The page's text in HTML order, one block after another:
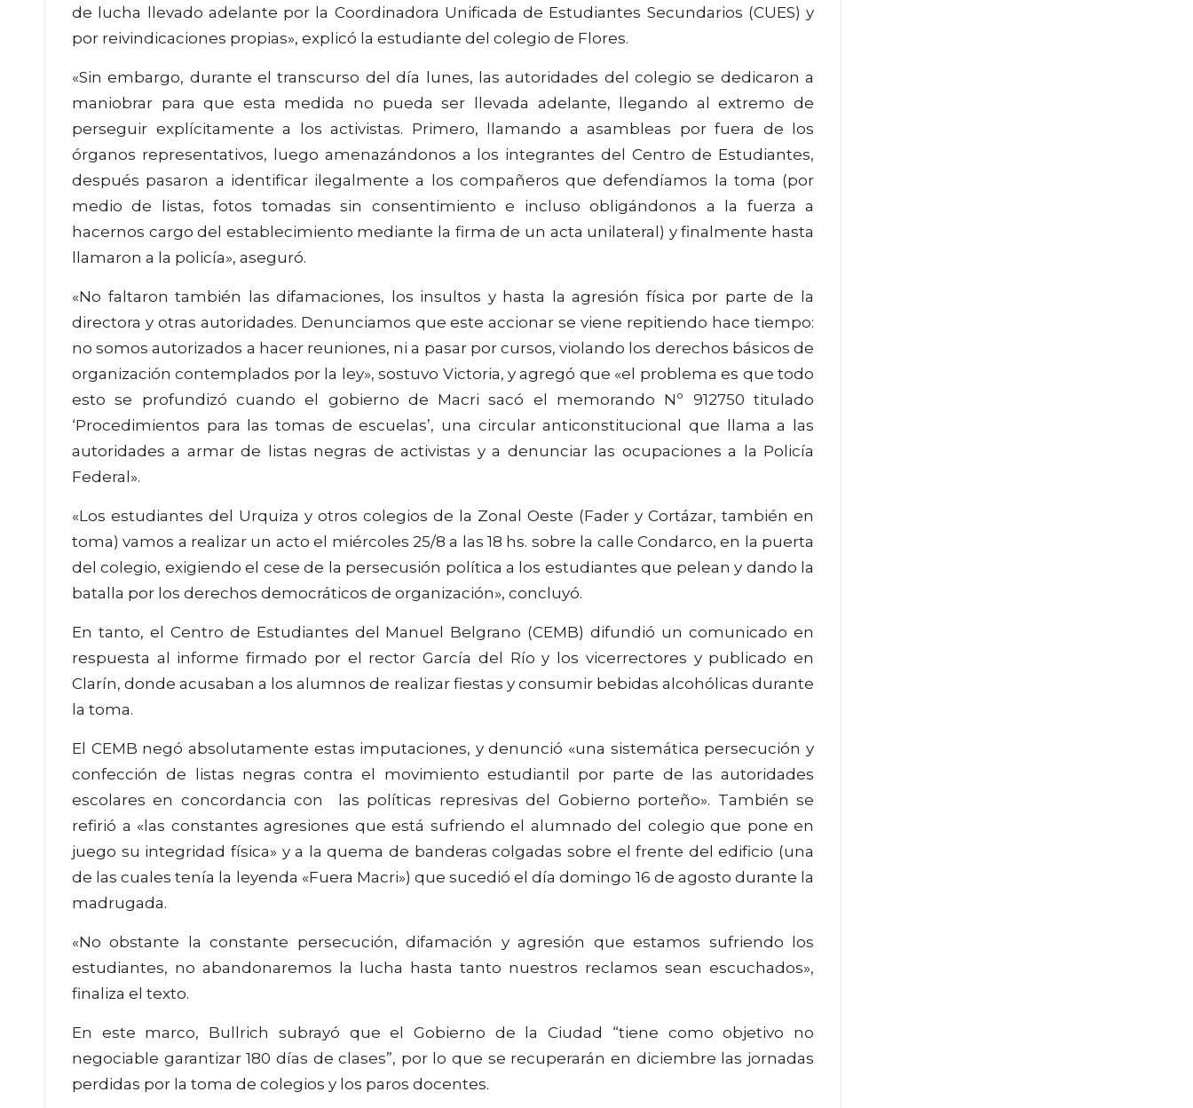
de lucha llevado adelante por la Coordinadora Unificada de Estudiantes Secundarios (CUES) y
por reivindicaciones propias», explicó la estudiante del colegio de Flores.
«Sin embargo, durante el transcurso del día lunes, las autoridades del colegio se dedicaron a
maniobrar para que esta medida no pueda ser llevada adelante, llegando al extremo de
perseguir explícitamente a los activistas. Primero, llamando a asambleas por fuera de los
órganos representativos, luego amenazándonos a los integrantes del Centro de Estudiantes,
después pasaron a identificar ilegalmente a los compañeros que defendíamos la toma (por
medio de listas, fotos tomadas sin consentimiento e incluso obligándonos a la fuerza a
hacernos cargo del establecimiento mediante la firma de un acta unilateral) y finalmente hasta
llamaron a la policía», aseguró.
«No faltaron también las difamaciones, los insultos y hasta la agresión física por parte de la
directora y otras autoridades. Denunciamos que este accionar se viene repitiendo hace tiempo:
no somos autorizados a hacer reuniones, ni a pasar por cursos, violando los derechos básicos de
organización contemplados por la ley», sostuvo Victoria, y agregó que «el problema es que todo
esto se profundizó cuando el gobierno de Macri sacó el memorando Nº 912750 titulado
‘Procedimientos para las tomas de escuelas’, una circular anticonstitucional que llama a las
autoridades a armar de listas negras de activistas y a denunciar las ocupaciones a la Policía
Federal».
«Los estudiantes del Urquiza y otros colegios de la Zonal Oeste (Fader y Cortázar, también en
toma) vamos a realizar un acto el miércoles 25/8 a las 18 hs. sobre la calle Condarco, en la puerta
del colegio, exigiendo el cese de la persecusión política a los estudiantes que pelean y dando la
batalla por los derechos democráticos de organización», concluyó.
En tanto, el Centro de Estudiantes del Manuel Belgrano (CEMB) difundió un comunicado en
respuesta al informe firmado por el rector García del Río y los vicerrectores y publicado en
Clarín, donde acusaban a los alumnos de realizar fiestas y consumir bebidas alcohólicas durante
la toma.
El CEMB negó absolutamente estas imputaciones, y denunció «una sistemática persecución y
confección de listas negras contra el movimiento estudiantil por parte de las autoridades
escolares en concordancia con las políticas represivas del Gobierno porteño». También se
refirió a «las constantes agresiones que está sufriendo el alumnado del colegio que pone en
juego su integridad física» y a la quema de banderas colgadas sobre el frente del edificio (una
de las cuales tenía la leyenda «Fuera Macri») que sucedió el día domingo 16 de agosto durante la
madrugada.
«No obstante la constante persecución, difamación y agresión que estamos sufriendo los
estudiantes, no abandonaremos la lucha hasta tanto nuestros reclamos sean escuchados»,
finaliza el texto.
En este marco, Bullrich subrayó que el Gobierno de la Ciudad “tiene como objetivo no
negociable garantizar 180 días de clases”, por lo que se recuperarán en diciembre las jornadas
perdidas por la toma de colegios y los paros docentes.